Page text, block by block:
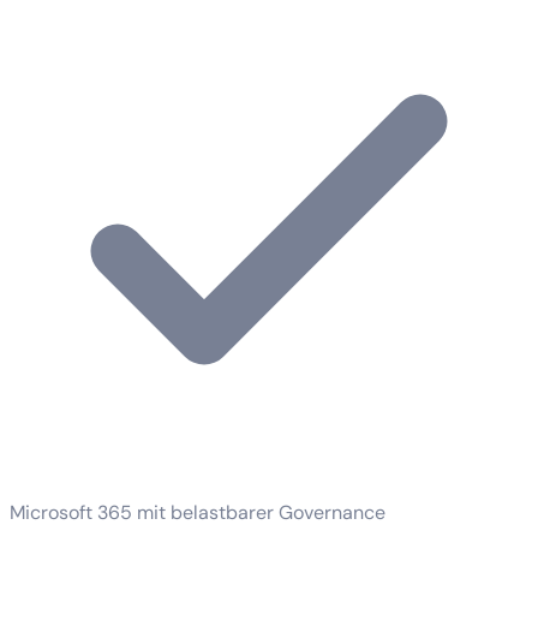
Microsoft 365 mit belastbarer Governance